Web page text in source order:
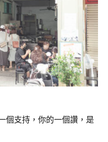
個支持，你的一個讚，是